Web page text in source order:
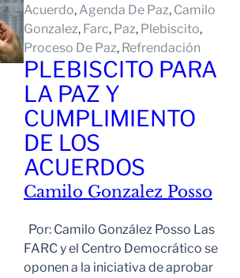
Acuerdo, Agenda De Paz, Camilo
Gonzalez, Farc, Paz, Plebiscito
Proceso De Paz, Refrendación
PLEBISCITO PARA
LA PAZ Y
CUMPLIMIENTO
DE LOS
ACUERDOS
Camilo Gonzalez Posso
Por: Camilo González Posso Las
FARC y el Centro Democrático se
oponen a la iniciativa de aprobar